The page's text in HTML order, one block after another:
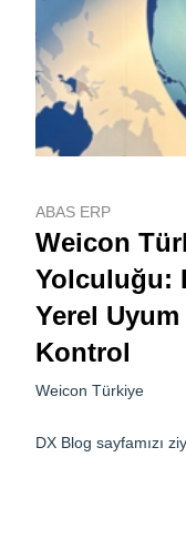
ABAS ERP
Weicon
Yolculuğu:
Yerel
Kontrol
Weicon Türkiye
DX Blog sayfamızı